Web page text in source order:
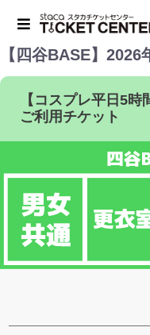
【四谷BASE】
【コスプレ平日5
ご利用チケット